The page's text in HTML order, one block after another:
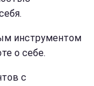
инструментом
о себе.
с